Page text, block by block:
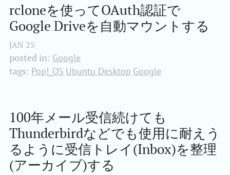
rcloneを使ってOAuth認証で
Google Driveを自動マウントする
JAN 25
posted in: Google
tags: Pop!_OS Ubuntu Desktop Google
100年メール受信続けても
Thunderbirdなどでも使用に耐えう
るように受信トレイ(Inbox)を整理
(アーカイブ)する